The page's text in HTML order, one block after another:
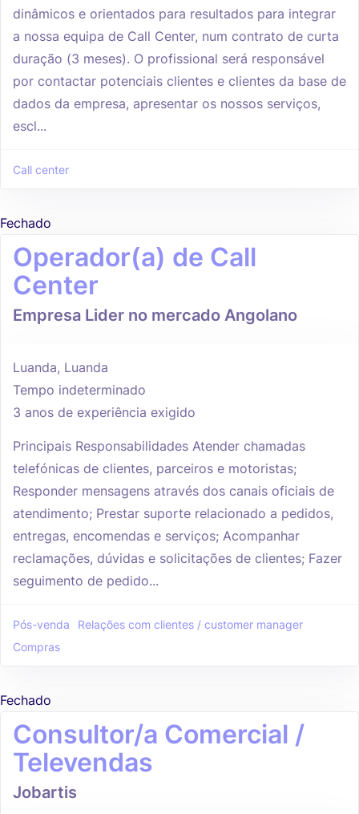
dinâmicos e orientados para resultados para integrar
a nossa equipa de Call Center, num contrato de curta
duração (3 meses). O profissional será responsável
por contactar potenciais clientes e clientes da base de
dados da empresa, apresentar os nossos serviços,
escl...
Call center
Fechado
Operador(a) de Call
Center
Empresa Lider no mercado Angolano
Luanda, Luanda
Tempo indeterminado
3 anos de experiência exigido
Principais Responsabilidades Atender chamadas
telefónicas de clientes, parceiros e motoristas;
Responder mensagens através dos canais oficiais de
atendimento; Prestar suporte relacionado a pedidos,
entregas, encomendas e serviços; Acompanhar
reclamações, dúvidas e solicitações de clientes; Fazer
seguimento de pedido...
Pós-venda
Relações com clientes / customer manager
Compras
Fechado
Consultor/a Comercial /
Televendas
Jobartis